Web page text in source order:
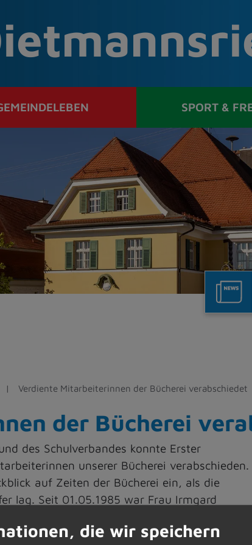
SPORT &
Verdiente Mitarbeiterinnen der Bücherei verabschiedet
der Bücherei
des Schulverbandes konnte Erster
unserer Bücherei verabschieden.
auf Zeiten der Bücherei ein, als die
lag. Seit 01.05.1985 war Frau Irmgard
37 Jahre ehrenamtlich im Engagement in
seit 01.01.2003 in der Bücherei tätig und
die wir speichern